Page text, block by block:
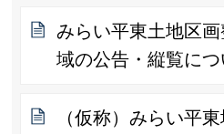
みらい平東土地区
域の公告・縦覧につ
（仮称）みらい平